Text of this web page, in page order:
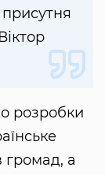
присутня
розробки
громад, а